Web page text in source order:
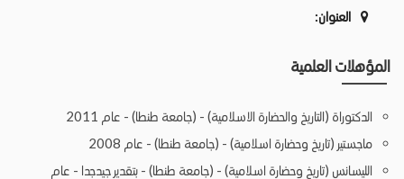
العنوان:
المؤهلات العلمية
الدكتوراة (التاريخ والحضارة الاسلامية) - (جامعة طنطا) - عام 2011
ماجستير (تاريخ وحضارة اسلامية) - (جامعة طنطا) - عام 2008
الليسانس (تاريخ وحضارة اسلامية) - (جامعة طنطا) - بتقدير جيدجدا - عام